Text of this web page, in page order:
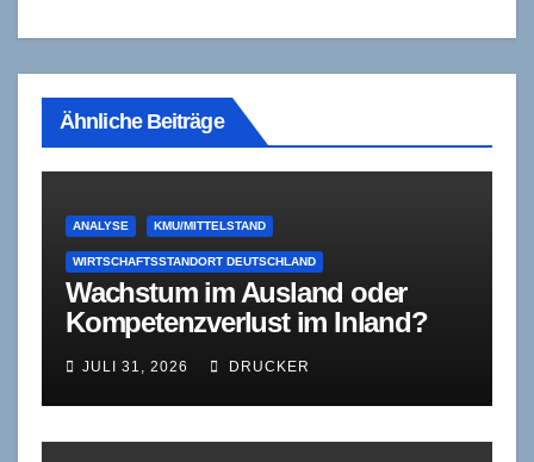
Ähnliche Beiträge
ANALYSE KMU/MITTELSTAND
WIRTSCHAFTSSTANDORT DEUTSCHLAND
Wachstum im Ausland oder
Kompetenzverlust im Inland?
übersieht
JULI 31, 2026 DRUCKER